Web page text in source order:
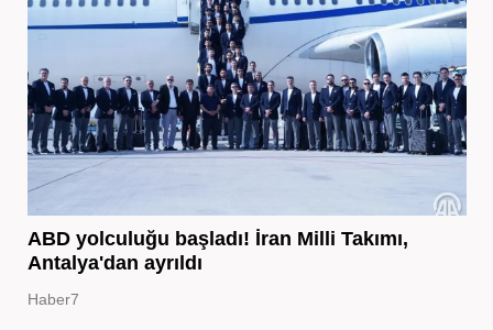
ABD yolculuğu başladı! İran Milli Takımı,
Antalya'dan ayrıldı
Haber7